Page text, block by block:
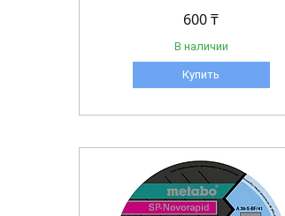
600 ₸
В наличии
Купить